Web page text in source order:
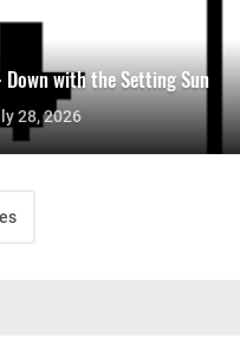
Down with the Setting Sun
28, 2026